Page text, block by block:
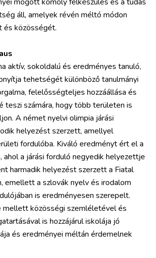
áll, amelyek révén méltó módon
és közösségét.
aktív, sokoldalú és eredményes tanuló,
tehetségét különböző tanulmányi
felelősségteljes hozzáállása és
teszi számára, hogy több területen is
A német nyelvi olimpia járási
helyezést szerzett, amellyel
fordulóba. Kiváló eredményt ért el a
ahol a járási forduló negyedik helyezettje
harmadik helyezést szerzett a Fiatal
emellett a szlovák nyelv és irodalom
is eredményesen szerepelt.
mellett közösségi szemléletével és
is hozzájárul iskolája jó
és eredményei méltán érdemelnek